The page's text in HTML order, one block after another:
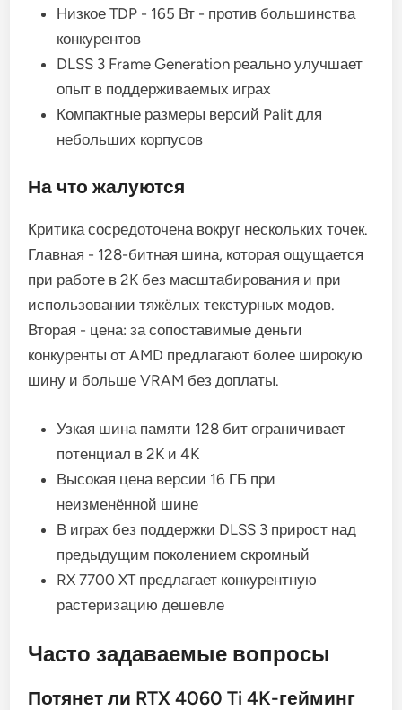
Низкое TDP - 165 Вт - против большинства
конкурентов
DLSS 3 Frame Generation реально улучшает
опыт в поддерживаемых играх
Компактные размеры версий Palit для
небольших корпусов
На что жалуются
Критика сосредоточена вокруг нескольких точек.
Главная - 128-битная шина, которая ощущается
при работе в 2K без масштабирования и при
использовании тяжёлых текстурных модов.
Вторая - цена: за сопоставимые деньги
конкуренты от AMD предлагают более широкую
шину и больше VRAM без доплаты.
Узкая шина памяти 128 бит ограничивает
потенциал в 2K и 4K
Высокая цена версии 16 ГБ при
неизменённой шине
В играх без поддержки DLSS 3 прирост над
предыдущим поколением скромный
RX 7700 XT предлагает конкурентную
растеризацию дешевле
Часто задаваемые вопросы
Потянет ли RTX 4060 Ti 4K-гейминг